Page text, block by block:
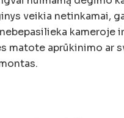
veikia netinkamai,
kameroje
aprūkinimo ar